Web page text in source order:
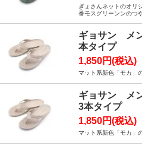
ぎょさんネットのオリ
番モスグリーンンのつ
ギョサン メ
本タイプ
1,850円(税込)
マット系新色「モカ」
ギョサン メ
3本タイプ
1,850円(税込)
マット系新色「モカ」